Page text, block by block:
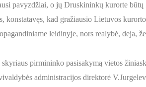
pavyzdžiai, o jų Druskininkų kurorte
konstatavęs, kad gražiausio Lietuvos
leidinyje, nors realybė, deja,
pirmininko pasisakymą vietos
administracijos direktorė